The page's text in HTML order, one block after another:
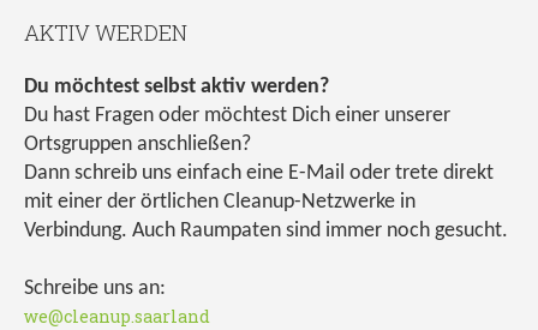
AKTIV WERDEN
Du möchtest selbst aktiv werden?
Du hast Fragen oder möchtest Dich einer unserer
Ortsgruppen anschließen?
Dann schreib uns einfach eine E-Mail oder trete direkt
mit einer der örtlichen Cleanup-Netzwerke in
Verbindung. Auch Raumpaten sind immer noch gesucht.
Schreibe uns an:
we@cleanup.saarland